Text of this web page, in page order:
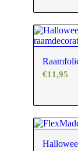
€11,95